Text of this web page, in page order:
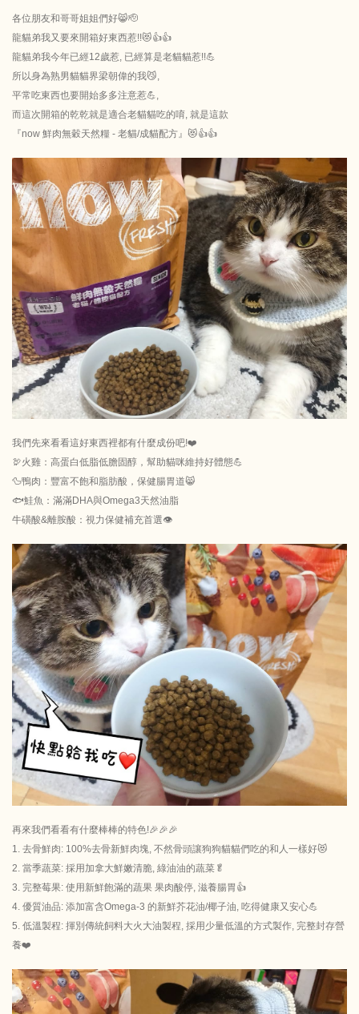
各位朋友和哥哥姐姐們好😸🫡
龍貓弟我又要來開箱好東西惹!!😻👍👍
龍貓弟我今年已經12歲惹, 已經算是老貓貓惹!!💪
所以身為熟男貓貓界梁朝偉的我😼,
平常吃東西也要開始多多注意惹💪,
而這次開箱的乾乾就是適合老貓貓吃的唷, 就是這款
『now 鮮肉無穀天然糧 - 老貓/成貓配方』😻👍👍
我們先來看看這好東西裡都有什麼成份吧!❤️
🦃火雞：高蛋白低脂低膽固醇，幫助貓咪維持好體態💪
🦆鴨肉：豐富不飽和脂肪酸，保健腸胃道😸
🐟鮭魚：滿滿DHA與Omega3天然油脂
牛磺酸&離胺酸：視力保健補充首選👁️
再來我們看看有什麼棒棒的特色!🎉🎉🎉
1. 去骨鮮肉: 100%去骨新鮮肉塊, 不然骨頭讓狗狗貓貓們吃的和人一樣好😻
2. 當季蔬菜: 採用加拿大鮮嫩清脆, 綠油油的蔬菜🥬
3. 完整莓果: 使用新鮮飽滿的蔬果 果肉酸停, 滋養腸胃👍
4. 優質油品: 添加富含Omega-3 的新鮮芥花油/椰子油, 吃得健康又安心💪
5. 低溫製程: 揮別傳統飼料大火大油製程, 採用少量低溫的方式製作, 完整封存營
養❤️